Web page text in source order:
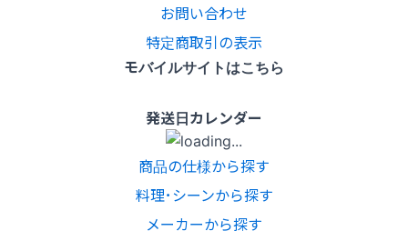
お問い合わせ
特定商取引の表示
モバイルサイトはこちら
発送日カレンダー
商品の仕様から探す
料理･シーンから探す
メーカーから探す